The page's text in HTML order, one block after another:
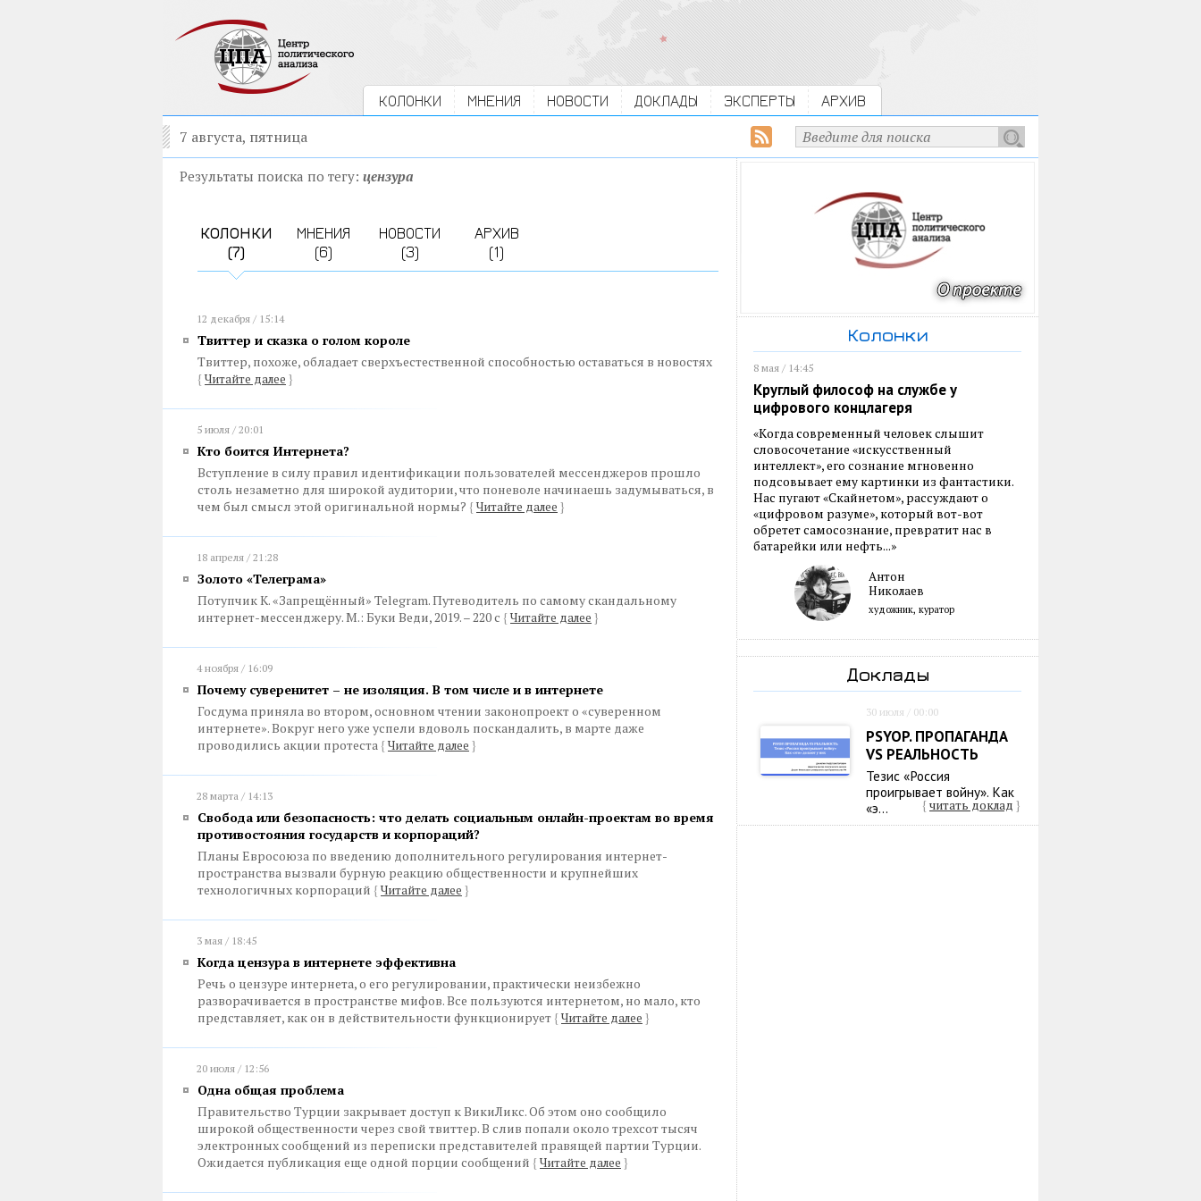
КОЛОНКИ МНЕНИЯ НОВОСТИ ДОКЛАДЫ ЭКСПЕРТЫ АРХИВ
7 августа, пятница
Результаты поиска по тегу: цензура
КОЛОНКИ
(7)
МНЕНИЯ
(6)
НОВОСТИ
(3)
АРХИВ
(1)
12 декабря / 15:14
Твиттер и сказка о голом короле
Твиттер, похоже, обладает сверхъестественной способностью оставаться в новостях
{ Читайте далее }
5 июля / 20:01
Кто боится Интернета?
Вступление в силу правил идентификации пользователей мессенджеров прошло
столь незаметно для широкой аудитории, что поневоле начинаешь задумываться, в
чем был смысл этой оригинальной нормы? { Читайте далее }
18 апреля / 21:28
Золото «Телеграма»
Потупчик К. «Запрещённый» Telegram. Путеводитель по самому скандальному
интернет-мессенджеру. М.: Буки Веди, 2019. – 220 с { Читайте далее }
4 ноября / 16:09
Почему суверенитет – не изоляция. В том числе и в интернете
Госдума приняла во втором, основном чтении законопроект о «суверенном
интернете». Вокруг него уже успели вдоволь поскандалить, в марте даже
проводились акции протеста { Читайте далее }
28 марта / 14:13
Свобода или безопасность: что делать социальным онлайн-проектам во время
противостояния государств и корпораций?
Планы Евросоюза по введению дополнительного регулирования интернет-
пространства вызвали бурную реакцию общественности и крупнейших
технологичных корпораций { Читайте далее }
3 мая / 18:45
Когда цензура в интернете эффективна
Речь о цензуре интернета, о его регулировании, практически неизбежно
разворачивается в пространстве мифов. Все пользуются интернетом, но мало, кто
представляет, как он в действительности функционирует { Читайте далее }
20 июля / 12:56
Одна общая проблема
Правительство Турции закрывает доступ к ВикиЛикс. Об этом оно сообщило
широкой общественности через свой твиттер. В слив попали около трехсот тысяч
электронных сообщений из переписки представителей правящей партии Турции.
Ожидается публикация еще одной порции сообщений { Читайте далее }
Колонки
8 мая / 14:45
Круглый философ на службе у
цифрового концлагеря
«Когда современный человек слышит
словосочетание «искусственный
интеллект», его сознание мгновенно
подсовывает ему картинки из фантастики.
Нас пугают «Скайнетом», рассуждают о
«цифровом разуме», который вот-вот
обретет самосознание, превратит нас в
батарейки или нефть...»
Антон
Николаев
художник, куратор
Доклады
30 июля / 00:00
PSYOP. ПРОПАГАНДА
VS РЕАЛЬНОСТЬ
Тезис «Россия
проигрывает войну». Как
«э...
{ читать доклад }